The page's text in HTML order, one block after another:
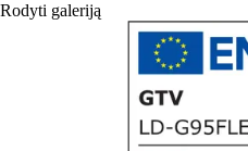
Rodyti galeriją